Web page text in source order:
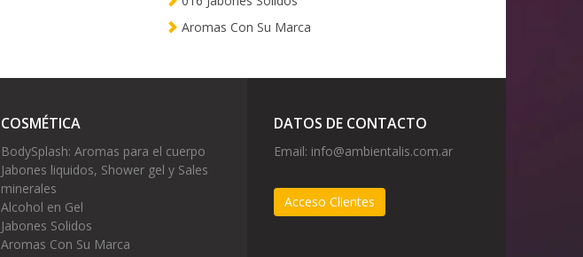
Aromas Con Su Marca
COSMÉTICA
BodySplash: Aromas para el cuerpo
Jabones liquidos, Shower gel y Sales
minerales
Alcohol en Gel
Jabones Solidos
Aromas Con Su Marca
DATOS DE CONTACTO
Email: info@ambientalis.com.ar
Acceso Clientes